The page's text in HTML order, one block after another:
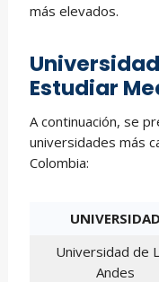
más elevados.
Estudiar
A continuación, se
universidades más
Colombia:
UNIVERSIDAD
Universidad de
Andes